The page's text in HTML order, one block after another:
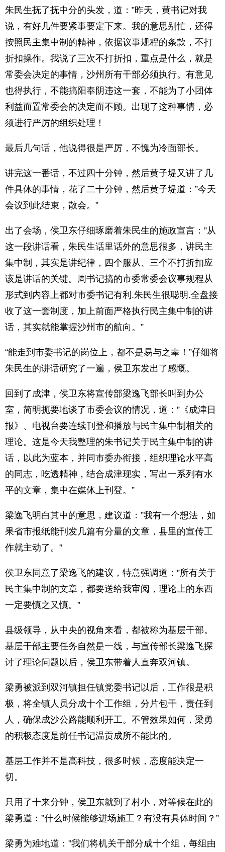
朱民生抚了抚中分的头发，道：”昨天，黄书记对我
说，有好几件要紧事要定下来。我的意思别忙，还得
按照民主集中制的精神，依据议事规程的条款，不打
折扣操作。我说了三次不打折扣，重点是什么，就是
常委会决定的事情，沙州所有干部必须执行。有意见
也得执行，不能搞阳奉阴违这一套，不能为了小团体
利益而置常委会的决定而不顾。出现了这种事情，必
须进行严厉的组织处理！
最后几句话，他说得很是严厉，不愧为冷面部长。
讲完这一番话，不过四十分钟，然后黄子堤又讲了几
件具体的事情，花了二十分钟，然后黄子堤道：”今天
会议到此结束，散会。”
出了会场，侯卫东仔细琢磨着朱民生的施政宣言：”从
这一段讲话看，朱民生话里话外的意思很多，讲民主
集中制，其实是讲纪律，四个服从、三个不打折扣应
该是讲话的关键。周书记搞的市委常委会议事规程从
形式到内容上都对市委书记有利.朱民生很聪明.全盘接
收了这一套制度，加上前面严格执行民主集中制的讲
话，其实就能掌握沙州市的航向。”
“能走到市委书记的岗位上，都不是易与之辈！”仔细将
朱民生的讲话研究了一遍，侯卫东发出了感慨。
回到了成津，侯卫东将宣传部梁逸飞部长叫到办公
室，简明扼要地谈了市委会议的情况，道：”《成津日
报》、电视台要连续刊登和播放与民主集中制相关的
理论。这是今天我整理的朱书记关于民主集中制的讲
话，以此为蓝本，并同市委办衔接，组织理论水平高
的同志，吃透精神，结合成津现实，写出一系列有水
平的文章，集中在媒体上刊登。”
梁逸飞明白其中的意思，建议道：”我有一个想法，如
果省市报纸能刊发几篇有分量的文章，县里的宣传工
作就主动了。”
侯卫东同意了梁逸飞的建议，特意强调道：”所有关于
民主集中制的文章，都要送给我审阅，理论上的东西
一定要慎之又慎。”
县级领导，从中央的视角来看，都被称为基层干部。
基层干部主要任务自然是一线，与宣传部长梁逸飞探
讨了理论问题以后，侯卫东带着人直奔双河镇。
梁勇被派到双河镇担任镇党委书记以后，工作很是积
极，将全镇人员分成十个工作组，分片包干，责任到
人，确保成沙公路能顺利开工。不管效果如何，梁勇
的积极态度是前任书记温贡成所不能比的。
基层工作并不是高科技，很多时候，态度能决定一
切。
只用了十来分钟，侯卫东就到了村小，对等候在此的
梁勇道：”什么时候能够进场施工？有没有具体时间？”
梁勇为难地道：”我们将机关干部分成十个组，每组由